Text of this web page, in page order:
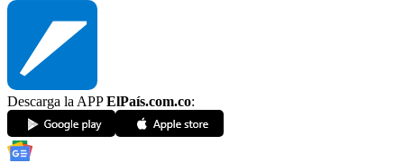
Descarga la APPElPaís.com.co: